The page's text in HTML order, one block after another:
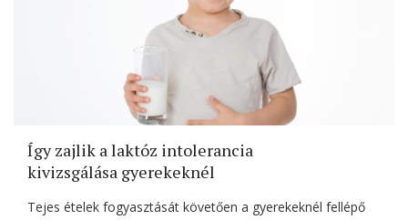
Így zajlik a laktóz intolerancia
kivizsgálása gyerekeknél
Tejes ételek fogyasztását követően a gyerekeknél fellépő